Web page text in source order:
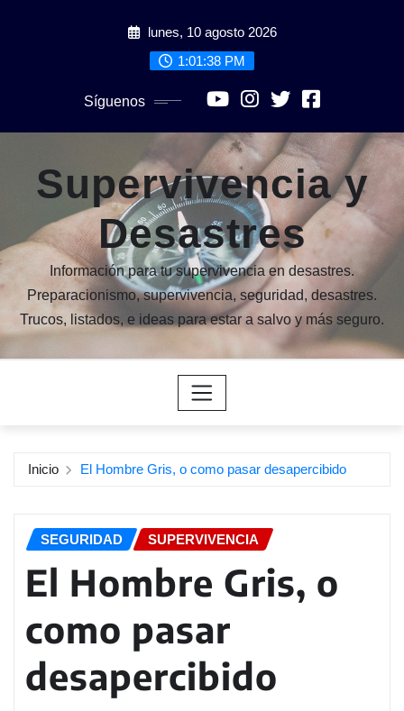
lunes, 10 agosto 2026
1:01:39 PM
Síguenos
Supervivencia y
Desastres
Información para tu supervivencia en desastres.
Preparacionismo, supervivencia, seguridad, desastres.
Trucos, listados, e ideas para estar a salvo y más seguro.
Inicio El Hombre Gris, o como pasar desapercibido
SEGURIDAD SUPERVIVENCIA
El Hombre Gris, o
como pasar
desapercibido